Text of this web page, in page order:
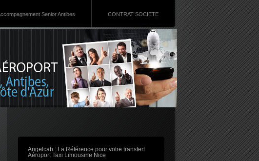
Senior Antibes CONTRAT SOCIETE
RSS
Angelcab : La Référence pour votre transfert
Aéroport Taxi Limousine Nice